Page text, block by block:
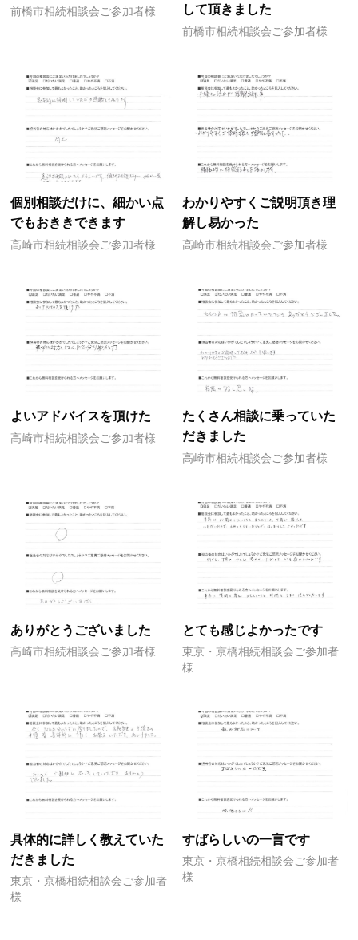
前橋市相続相談会ご参加者様
して頂きました
前橋市相続相談会ご参加者様
個別相談だけに、細かい点
でもおききできます
高崎市相続相談会ご参加者様
わかりやすくご説明頂き理
解し易かった
高崎市相続相談会ご参加者様
よいアドバイスを頂けた
高崎市相続相談会ご参加者様
たくさん相談に乗っていた
だきました
高崎市相続相談会ご参加者様
ありがとうございました
高崎市相続相談会ご参加者様
とても感じよかったです
東京・京橋相続相談会ご参加者
様
具体的に詳しく教えていた
だきました
東京・京橋相続相談会ご参加者
様
すばらしいの一言です
東京・京橋相続相談会ご参加者
様